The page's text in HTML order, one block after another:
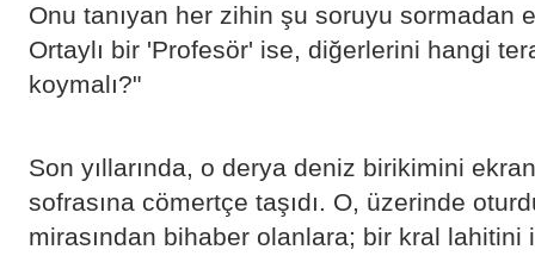
​Onu tanıyan her zihin şu soruyu sormadan
Ortaylı bir 'Profesör' ise, diğerlerini hangi
koymalı?"
​Son yıllarında, o derya deniz birikimini
sofrasına cömertçe taşıdı. O, üzerinde
mirasından bihaber olanlara; bir kral lahitini